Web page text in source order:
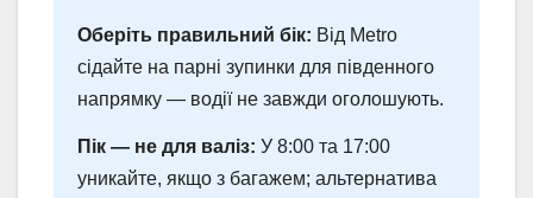
Оберіть правильний бік: Від Metro
сідайте на парні зупинки для південного
напрямку — водії не завжди оголошують.
Пік — не для валіз: У 8:00 та 17:00
уникайте, якщо з багажем; альтернатива